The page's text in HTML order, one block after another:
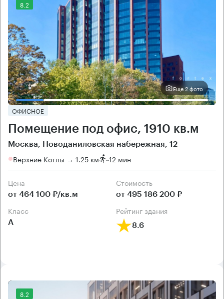
8.2
Еще 2 фото
ОФИСНОЕ
Помещение под офис, 1910 кв.м
Москва, Новоданиловская набережная, 12
Верхние Котлы → 1.25 км ~12 мин
Цена
от 464 100 ₽/кв.м
Cтоимость
от 495 186 200 ₽
класс
А
рейтинг здания
8.6
8.2